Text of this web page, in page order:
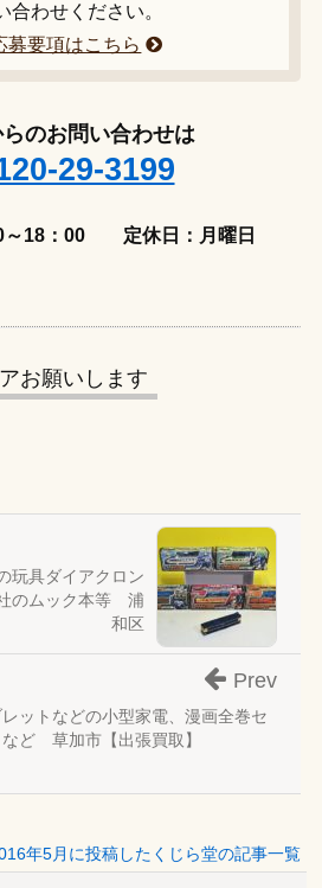
合わせください。
募要項はこちら
のお問い合わせは
29-3199
～18：00 定休日：月曜日
お願いします
玩具ダイアクロン
のムック本等 浦
和区
レットなどの小型家電、漫画全巻セ
など 草加市【出張買取】
Prev
年5月に投稿したくじら堂の記事一覧